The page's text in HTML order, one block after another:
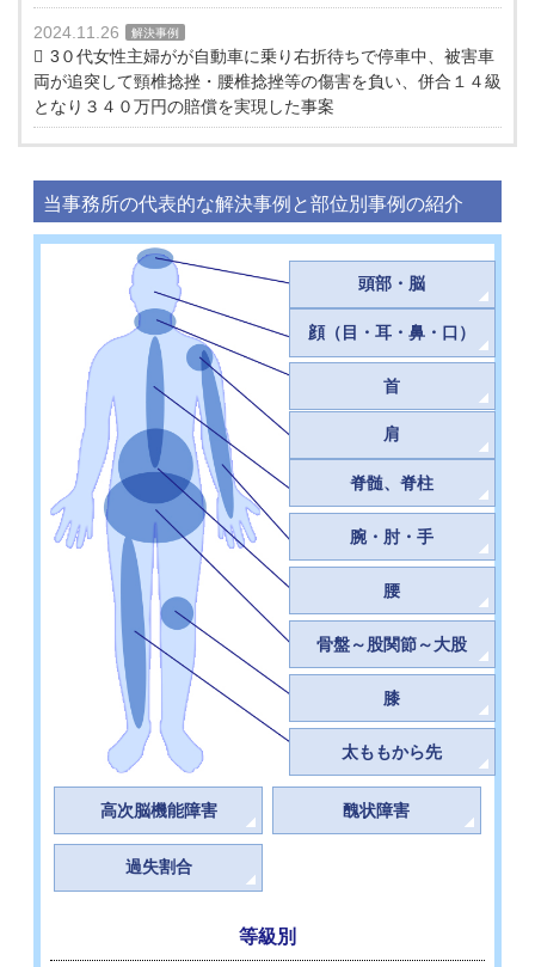
2024.11.26 解決事例
3０代女性主婦がが自動車に乗り右折待ちで停車中、被害車
両が追突して頸椎捻挫・腰椎捻挫等の傷害を負い、併合１４級
となり３４０万円の賠償を実現した事案
当事務所の代表的な解決事例と部位別事例の紹介
頭部・脳
顔（目・耳・鼻・口）
首
肩
脊髄、脊柱
腕・肘・手
腰
骨盤～股関節～大股
膝
太ももから先
高次脳機能障害 醜状障害
過失割合
等級別